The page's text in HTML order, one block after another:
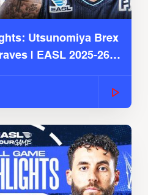
Utsunomiya Brex
| EASL 2025-26